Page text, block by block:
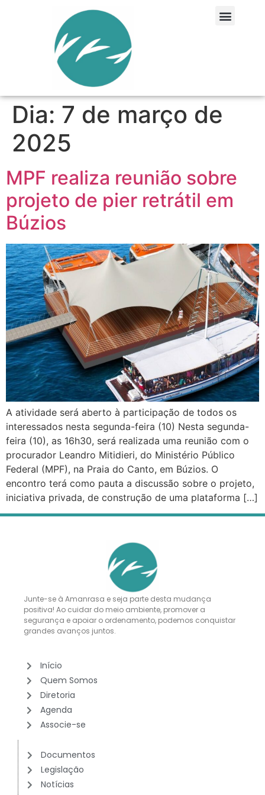
Dia: 7 de março de
2025
MPF realiza reunião sobre
projeto de pier retrátil em
Búzios
A atividade será aberto à participação de todos os
interessados nesta segunda-feira (10) Nesta segunda-
feira (10), as 16h30, será realizada uma reunião com o
procurador Leandro Mitidieri, do Ministério Público
Federal (MPF), na Praia do Canto, em Búzios. O
encontro terá como pauta a discussão sobre o projeto,
iniciativa privada, de construção de uma plataforma […]
Junte-se à Amanrasa e seja parte desta mudança
positiva! Ao cuidar do meio ambiente, promover a
segurança e apoiar o ordenamento, podemos conquistar
grandes avanços juntos.
Início
Quem Somos
Diretoria
Agenda
Associe-se
Documentos
Legislação
Notícias